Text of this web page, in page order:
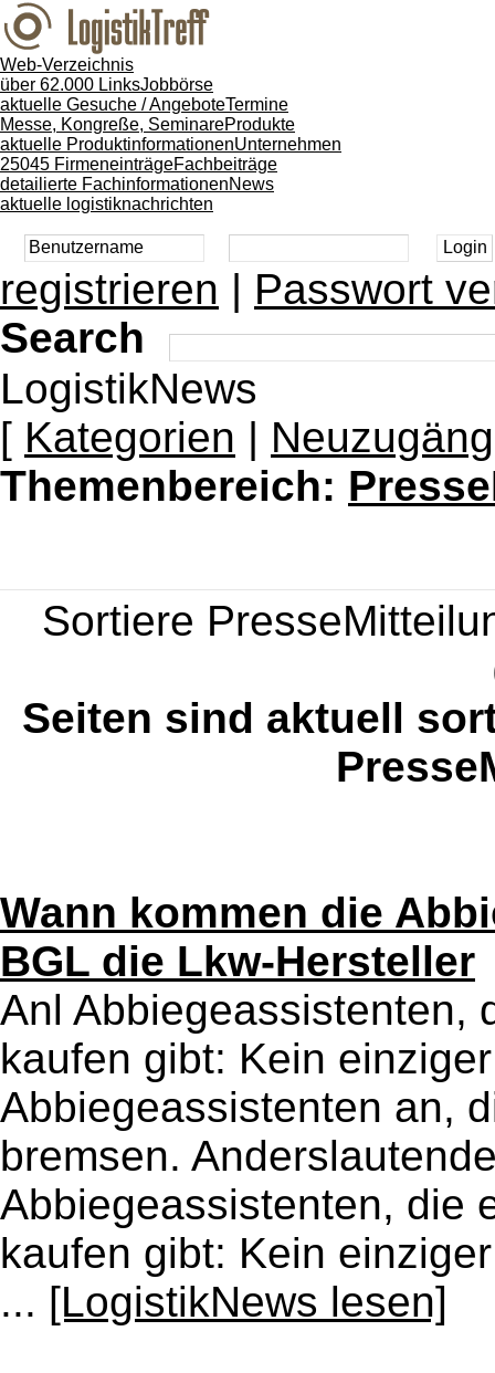
Web-Verzeichnis
über 62.000 LinksJobbörse
aktuelle Gesuche / AngeboteTermine
Messe, Kongreße, SeminareProdukte
aktuelle ProduktinformationenUnternehmen
25045 FirmeneinträgeFachbeiträge
detailierte FachinformationenNews
aktuelle logistiknachrichten
registrieren | Passwort
Search
LogistikNews
[ Kategorien |
Themenbereich:
Sortiere
Seiten sind aktuell
Wann kommen die
BGL die Lkw-Hersteller
Anl Abbiegeassistenten,
kaufen gibt: Kein
Abbiegeassistenten an,
bremsen.
Abbiegeassistenten, die
kaufen gibt: Kein
... [LogistikNews lesen]